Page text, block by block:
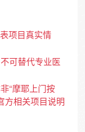
项目真实情
可替代专业医
“摩耶上门按
方相关项目说明